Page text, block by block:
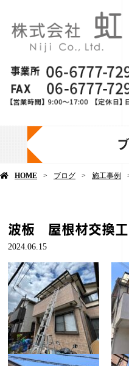
HOME ブログ 施工事例
波板 屋根材交換
2024.06.15